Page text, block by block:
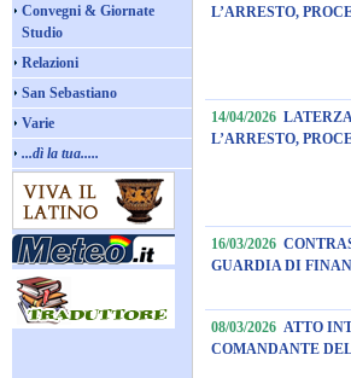
Convegni & Giornate
Studio
Relazioni
San Sebastiano
Varie
...dì la tua.....
L’ARRESTO,
14/04/2026
L’ARRESTO,
16/03/2026
GUARDIA DI
08/03/2026 ATTO
COMANDANTE